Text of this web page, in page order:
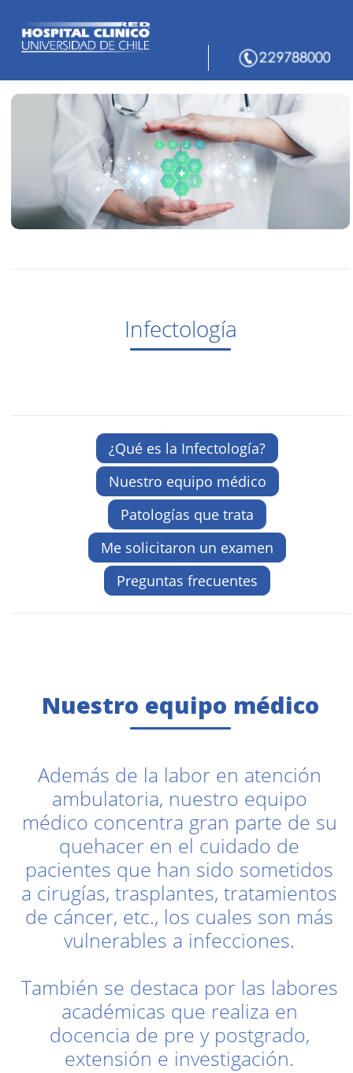
Infectología
¿Qué es la Infectología?
Nuestro equipo médico
Patologías que trata
Me solicitaron un examen
Preguntas frecuentes
Nuestro equipo médico
Además de la labor en atención
ambulatoria, nuestro equipo
médico concentra gran parte de su
quehacer en el cuidado de
pacientes que han sido sometidos
a cirugías, trasplantes, tratamientos
de cáncer, etc., los cuales son más
vulnerables a infecciones.
También se destaca por las labores
académicas que realiza en
docencia de pre y postgrado,
extensión e investigación.